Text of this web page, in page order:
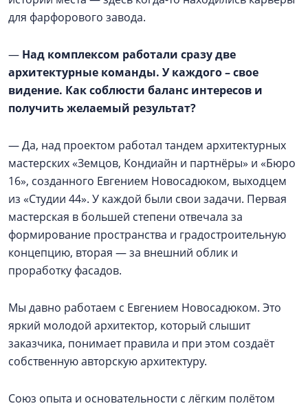
для фарфорового завода.
— Над комплексом работали сразу две
архитектурные команды. У каждого – свое
видение. Как соблюсти баланс интересов и
получить желаемый результат?
— Да, над проектом работал тандем архитектурных
мастерских «Земцов, Кондиайн и партнёры» и «Бюро
16», созданного Евгением Новосадюком, выходцем
из «Студии 44». У каждой были свои задачи. Первая
мастерская в большей степени отвечала за
формирование пространства и градостроительную
концепцию, вторая — за внешний облик и
проработку фасадов.
Мы давно работаем с Евгением Новосадюком. Это
яркий молодой архитектор, который слышит
заказчика, понимает правила и при этом создаёт
собственную авторскую архитектуру.
Союз опыта и основательности с лёгким полётом